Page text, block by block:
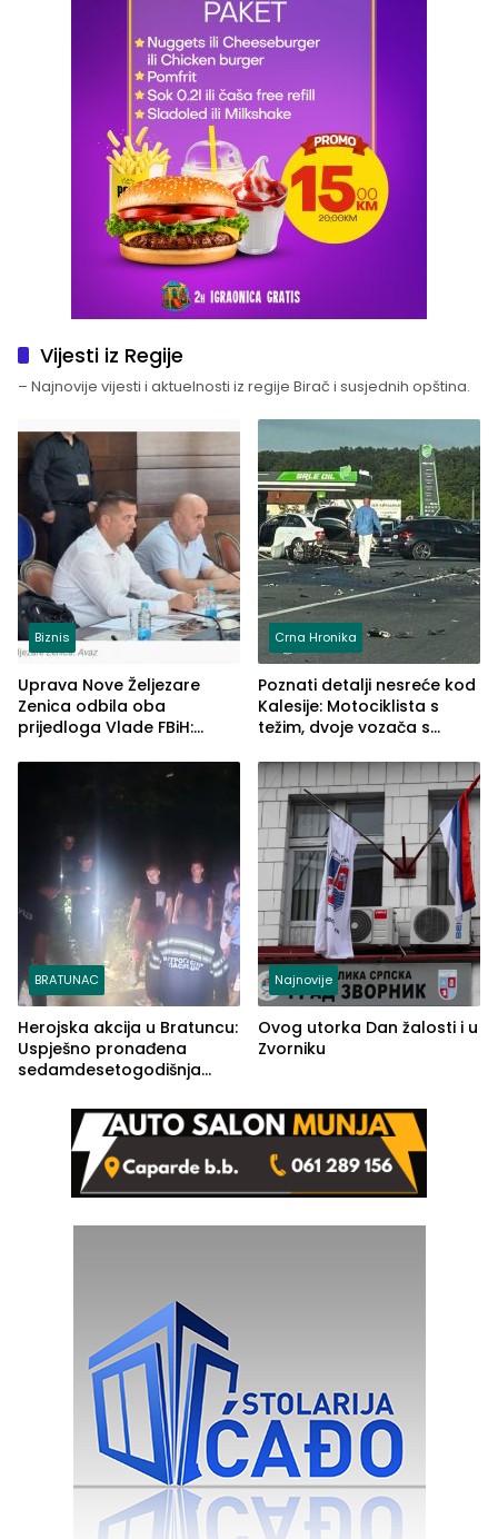
Vijesti iz Regije
– Najnovije vijesti i aktuelnosti iz regije Birač i susjednih opština.
Biznis
Uprava Nove Željezare
Zenica odbila oba
prijedloga Vlade FBiH:
rješenje
Crna Hronika
Poznati detalji nesreće kod
Kalesije: Motociklista s
težim, dvoje vozača s
BRATUNAC
Herojska akcija u Bratuncu:
Uspješno pronađena
sedamdesetogodišnja
Kravice.
Najnovije
Ovog utorka Dan žalosti i u
Zvorniku